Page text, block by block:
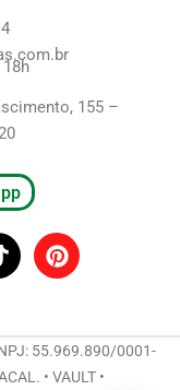
155 –
P
i
n
r
e
55.969.890/0001-
• VAULT •